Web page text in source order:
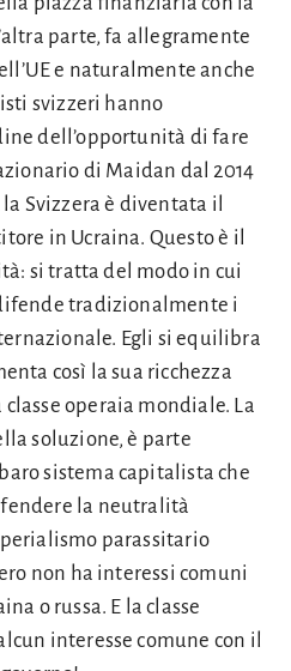
parte, fa allegramente
e naturalmente anche
svizzeri hanno
dell’opportunità di fare
di Maidan dal 2014
Svizzera è diventata il
in Ucraina. Questo è il
si tratta del modo in cui
tradizionalmente i
Egli si equilibra
così la sua ricchezza
operaia mondiale. La
soluzione, è parte
sistema capitalista che
la neutralità
parassitario
non ha interessi comuni
o russa. E la classe
interesse comune con il